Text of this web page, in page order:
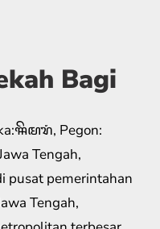
Bagi
Pegon:
pusat pemerintahan
Tengah,